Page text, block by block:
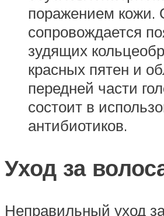
поражением кожи.
сопровождается
зудящих
красных пятен и
передней части
состоит в
антибиотиков.
Уход за
Неправильный уход